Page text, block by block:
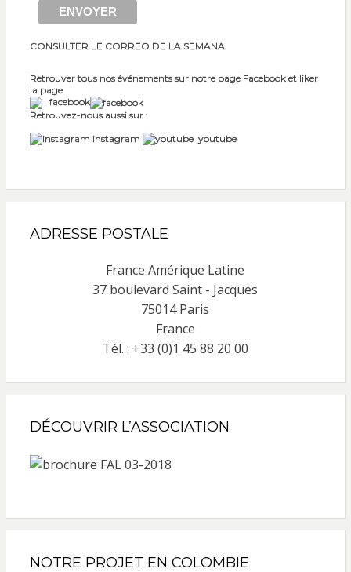
CONSULTER LE CORREO DE LA SEMANA
Retrouver tous nos événements sur notre page Facebook et liker
la page
facebook
Retrouvez-nous aussi sur :
instagram
youtube
ADRESSE POSTALE
France Amérique Latine
37 boulevard Saint - Jacques
75014 Paris
France
Tél. : +33 (0)1 45 88 20 00
DÉCOUVRIR L’ASSOCIATION
NOTRE PROJET EN COLOMBIE